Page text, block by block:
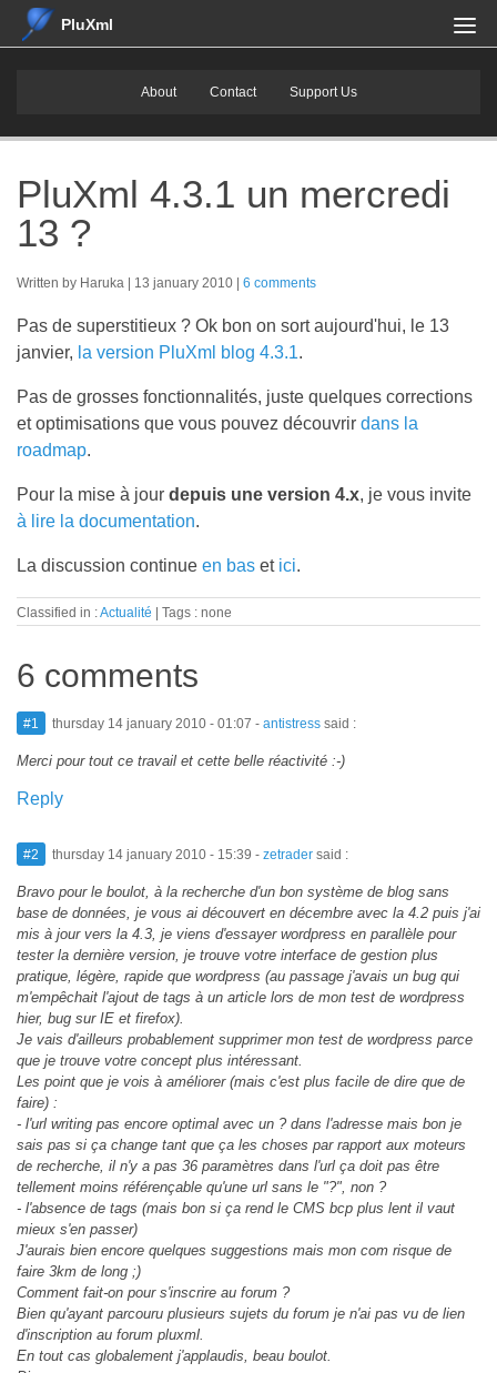
PluXml
About Contact Support Us
PluXml 4.3.1 un mercredi
13 ?
Written by Haruka 13 january 2010 6 comments
Pas de superstitieux ? Ok bon on sort aujourd'hui, le 13
janvier, la version PluXml blog 4.3.1.
Pas de grosses fonctionnalités, juste quelques corrections
et optimisations que vous pouvez découvrir dans la
roadmap.
Pour la mise à jour depuis une version 4.x, je vous invite
à lire la documentation.
La discussion continue en bas et ici.
Classified in :Actualité Tags : none
6 comments
#1 thursday 14 january 2010 - 01:07 - antistress said :
Merci pour tout ce travail et cette belle réactivité :-)
Reply
#2 thursday 14 january 2010 - 15:39 - zetrader said :
Bravo pour le boulot, à la recherche d'un bon système de blog sans
base de données, je vous ai découvert en décembre avec la 4.2 puis j'ai
mis à jour vers la 4.3, je viens d'essayer wordpress en parallèle pour
tester la dernière version, je trouve votre interface de gestion plus
pratique, légère, rapide que wordpress (au passage j'avais un bug qui
m'empêchait l'ajout de tags à un article lors de mon test de wordpress
hier, bug sur IE et firefox).
Je vais d'ailleurs probablement supprimer mon test de wordpress parce
que je trouve votre concept plus intéressant.
Les point que je vois à améliorer (mais c'est plus facile de dire que de
faire) :
- l'url writing pas encore optimal avec un ? dans l'adresse mais bon je
sais pas si ça change tant que ça les choses par rapport aux moteurs
de recherche, il n'y a pas 36 paramètres dans l'url ça doit pas être
tellement moins référençable qu'une url sans le "?", non ?
- l'absence de tags (mais bon si ça rend le CMS bcp plus lent il vaut
mieux s'en passer)
J'aurais bien encore quelques suggestions mais mon com risque de
faire 3km de long ;)
Comment fait-on pour s'inscrire au forum ?
Bien qu'ayant parcouru plusieurs sujets du forum je n'ai pas vu de lien
d'inscription au forum pluxml.
En tout cas globalement j'applaudis, beau boulot.